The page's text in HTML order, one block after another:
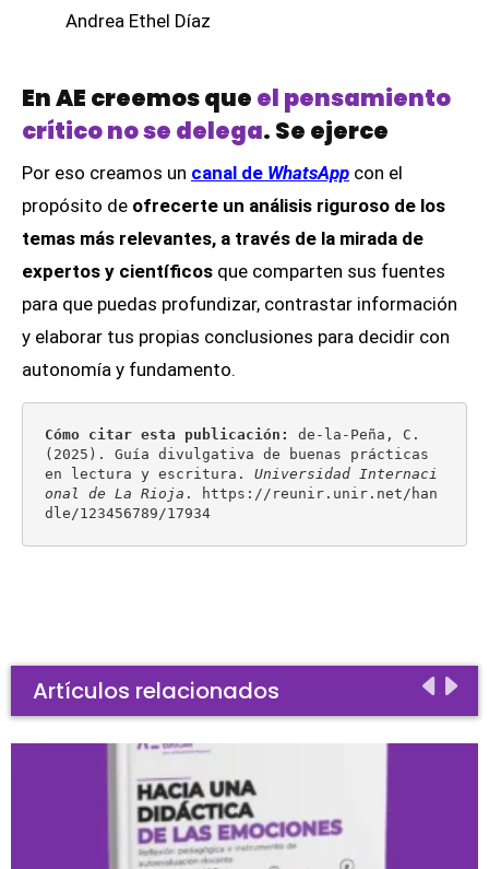
Andrea Ethel Díaz
En AE creemos que el pensamiento
crítico no se delega. Se ejerce
Por eso creamos un canal de WhatsApp con el
propósito de ofrecerte un análisis riguroso de los
temas más relevantes, a través de la mirada de
expertos y científicos que comparten sus fuentes
para que puedas profundizar, contrastar información
y elaborar tus propias conclusiones para decidir con
autonomía y fundamento.
Cómo citar esta publicación: de-la-Peña, C.
(2025). Guía divulgativa de buenas prácticas
en lectura y escritura. Universidad Internaci
onal de La Rioja .
https://reunir.unir.net/han
dle/123456789/17934
Artículos relacionados